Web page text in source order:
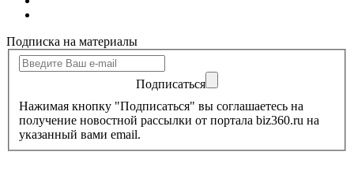
Подписка на материалы
Подписаться
Нажимая кнопку "Подписаться" вы соглашаетесь на
получение новостной рассылки от портала biz360.ru на
указанный вами email.